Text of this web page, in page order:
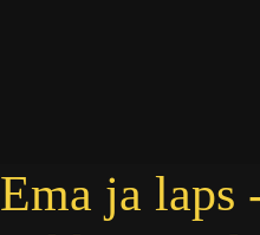
Ema ja laps